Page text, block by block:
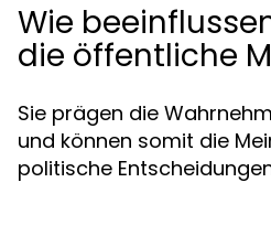
Wie
die öffentliche
Sie prägen die
und können somit die
politische